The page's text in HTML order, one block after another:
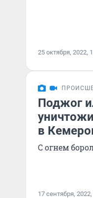
25 октября, 2022,
Поджог
в
С огнем
17 сентября,